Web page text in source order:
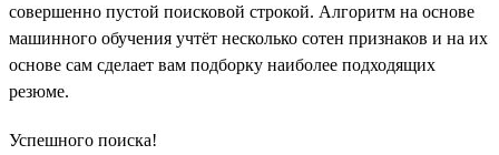
совершенно пустой поисковой строкой. Алгоритм на основе
машинного обучения учтёт несколько сотен признаков и на их
основе сам сделает вам подборку наиболее подходящих
резюме.
Успешного поиска!